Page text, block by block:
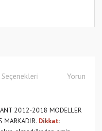
Yorumlar
2012-2018 MODELLER
MARKADIR. Dikkat: